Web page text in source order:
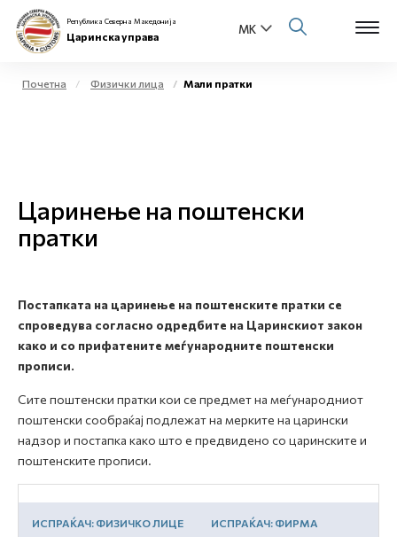
Бизнис заедница
Медиа центар
Контакт
Е-Весник
Република Северна Македонија
Царинска управа
Почетна Физички лица Мали пратки
Царинење на поштенски
пратки
Постапката на царинење на поштенските пратки се
спроведува согласно одредбите на Царинскиот закон
како и со прифатените меѓународните поштенски
прописи.
Сите поштенски пратки кои се предмет на меѓународниот
поштенски сообраќај подлежат на мерките на царински
надзор и постапка како што е предвидено со царинските и
поштенските прописи.
ИСПРАЌАЧ: ФИЗИЧКО ЛИЦЕ ИСПРАЌАЧ: ФИРМА